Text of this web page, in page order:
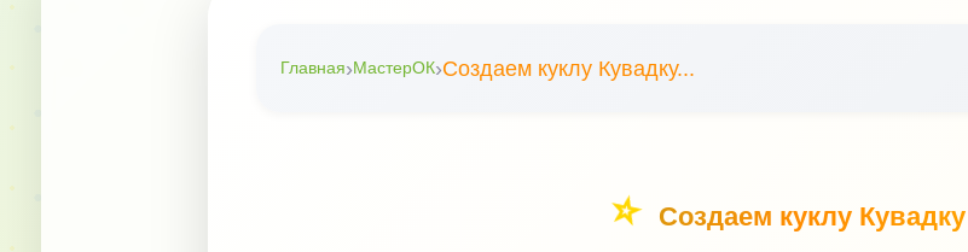
Главная›МастерОК›Создаем куклу Кувадку...
Создаем куклу Кувадку